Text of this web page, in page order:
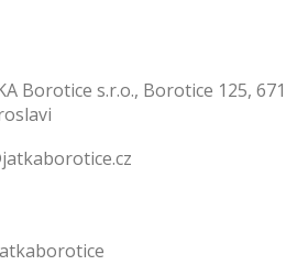
Borotice s.r.o., Borotice 125, 671